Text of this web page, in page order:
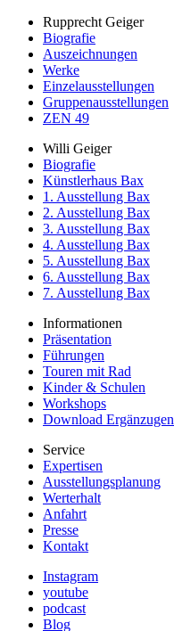
Rupprecht Geiger
Biografie
Auszeichnungen
Werke
Einzelausstellungen
Gruppenausstellungen
ZEN 49
Willi Geiger
Biografie
Künstlerhaus Bax
1. Ausstellung Bax
2. Ausstellung Bax
3. Ausstellung Bax
4. Ausstellung Bax
5. Ausstellung Bax
6. Ausstellung Bax
7. Ausstellung Bax
Informationen
Präsentation
Führungen
Touren mit Rad
Kinder & Schulen
Workshops
Download Ergänzugen
Service
Expertisen
Ausstellungsplanung
Werterhalt
Anfahrt
Presse
Kontakt
Instagram
youtube
podcast
Blog